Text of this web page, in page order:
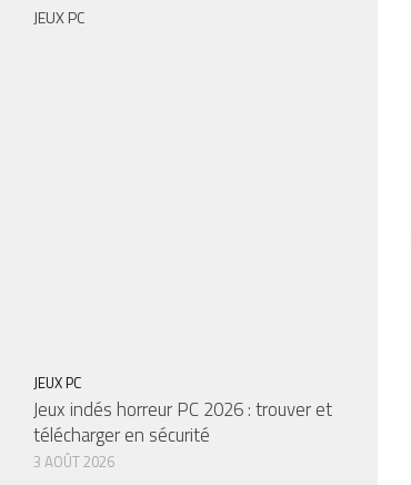
JEUX PC
JEUX PC
Jeux indés horreur PC 2026 : trouver et
télécharger en sécurité
3 AOÛT 2026